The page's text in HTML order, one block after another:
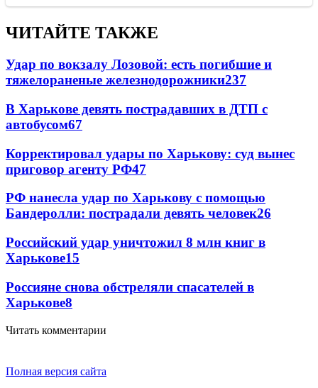
ЧИТАЙТЕ ТАКЖЕ
Удар по вокзалу Лозовой: есть погибшие и
тяжелораненые железнодорожники237
В Харькове девять пострадавших в ДТП с
автобусом67
Корректировал удары по Харькову: суд вынес
приговор агенту РФ47
РФ нанесла удар по Харькову с помощью
Бандеролли: пострадали девять человек26
Российский удар уничтожил 8 млн книг в
Харькове15
Россияне снова обстреляли спасателей в
Харькове8
Читать комментарии
Полная версия сайта